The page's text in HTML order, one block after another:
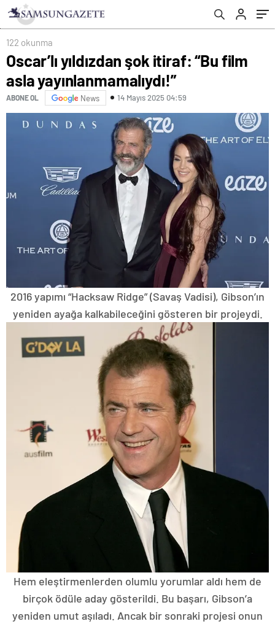
122 okunma
Oscar’lı yıldızdan şok itiraf: “Bu film
asla yayınlanmamalıydı!”
ABONE OL News 14 Mayıs 2025 04:59
2016 yapımı “Hacksaw Ridge” (Savaş Vadisi), Gibson’ın
yeniden ayağa kalkabileceğini gösteren bir projeydi.
Hem eleştirmenlerden olumlu yorumlar aldı hem de
birçok ödüle aday gösterildi. Bu başarı, Gibson’a
yeniden umut aşıladı. Ancak bir sonraki projesi onun